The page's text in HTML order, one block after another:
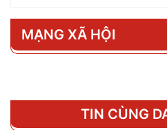
MẠNG XÃ HỘI
TIN CÙNG